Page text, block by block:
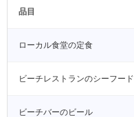
品目
ローカル食堂の定食
ビーチレストランのシーフード
ビーチバーのビール